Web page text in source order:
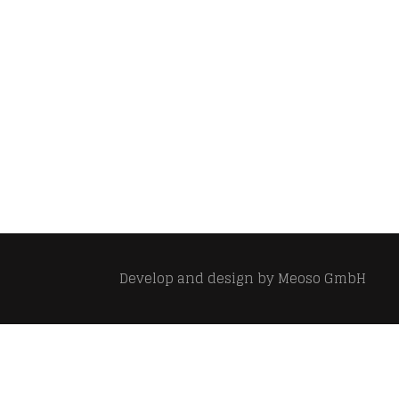
Develop and design byMeoso GmbH